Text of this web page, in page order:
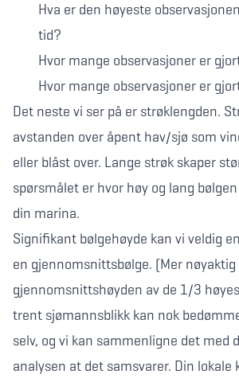
Hva er den høyeste
tid?
Hvor mange observasjoner er
Hvor mange observasjoner er
Det neste vi ser på er strøklengden.
avstanden over åpent hav/sjø som
eller blåst over. Lange strøk skaper
spørsmålet er hvor høy og lang
din marina.
Signifikant bølgehøyde kan vi veldig
en gjennomsnittsbølge. (Mer nøyaktig
gjennomsnittshøyden av de 1/3
trent sjømannsblikk kan nok
selv, og vi kan sammenligne det med
analysen at det samsvarer. Din lokale